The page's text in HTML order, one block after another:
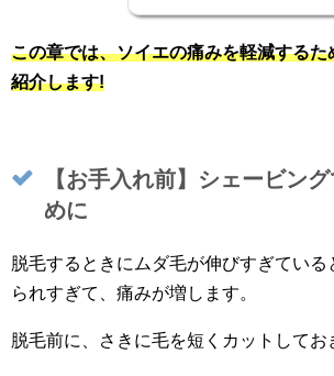
この章では、ソイエの痛みを軽減するた
紹介します!
【お手入れ前】シェービン
めに
脱毛するときにムダ毛が伸びすぎている
られすぎて、痛みが増します。
脱毛前に、さきに毛を短くカットしてお